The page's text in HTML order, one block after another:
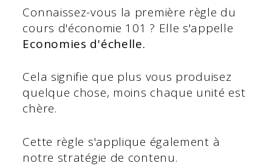
Connaissez-vous la première règle du
cours d'économie 101 ? Elle s'appelle
Economies d'échelle.
Cela signifie que plus vous produisez
quelque chose, moins chaque unité est
chère.
Cette règle s'applique également à
notre stratégie de contenu.